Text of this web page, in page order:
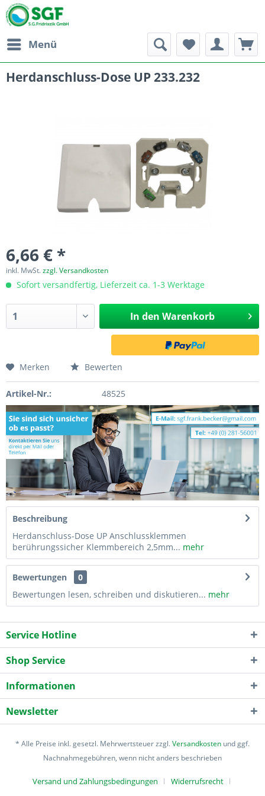
Menü
Herdanschluss-Dose UP 233.232
6,66 € *
inkl. MwSt.zzgl. Versandkosten
Sofort versandfertig, Lieferzeit ca. 1-3 Werktage
In den Warenkorb
Merken Bewerten
Artikel-Nr.: 48525
Beschreibung
Herdanschluss-Dose UP Anschlussklemmen
berührungssicher Klemmbereich 2,5mm... mehr
Bewertungen
0
Bewertungen lesen, schreiben und diskutieren... mehr
Service Hotline
Shop Service
Informationen
Newsletter
* Alle Preise inkl. gesetzl. Mehrwertsteuer zzgl.Versandkosten und ggf.
Nachnahmegebühren, wenn nicht anders beschrieben
Versand und Zahlungsbedingungen
Widerrufsrecht